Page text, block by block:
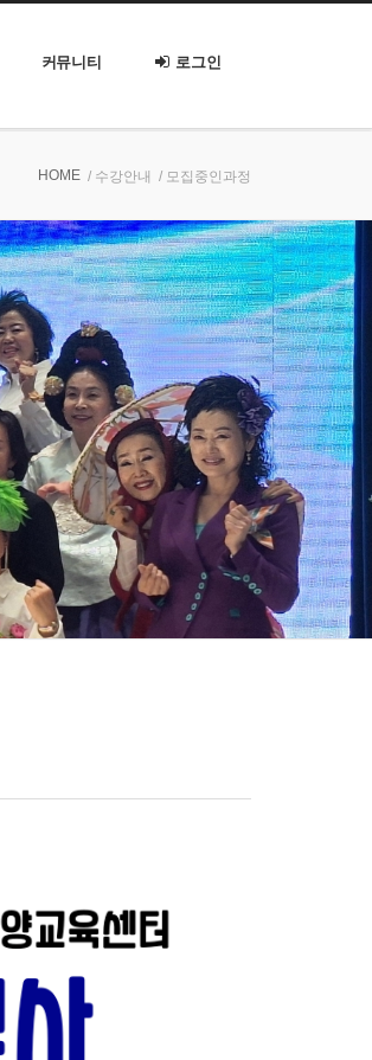
커뮤니티 로그인
HOME / 수강안내 / 모집중인과정